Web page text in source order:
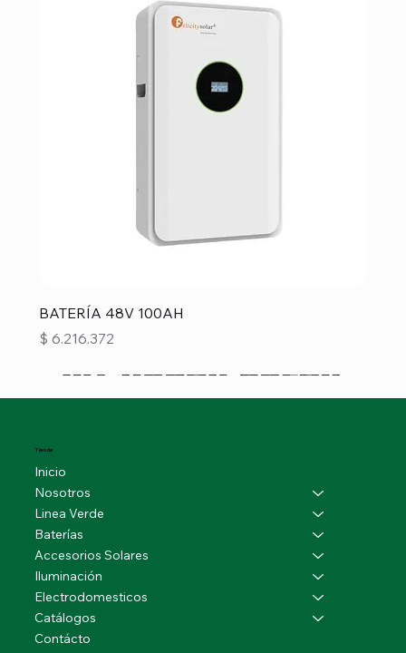
BATERÍA 48V 100AH
Precio
$ 6.216.372
Tienda
Inicio
Nosotros
Linea Verde
Baterías
Accesorios Solares
Iluminación
Electrodomesticos
Catálogos
Contácto